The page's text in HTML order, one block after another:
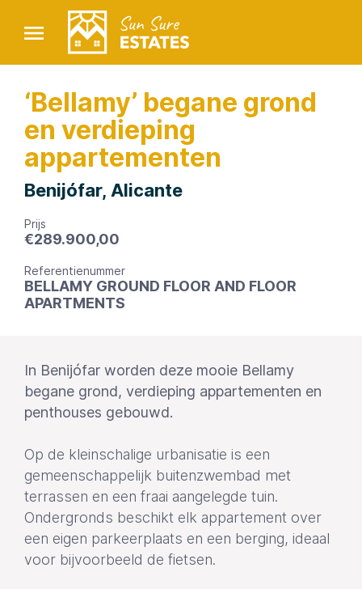
‘Bellamy’ begane grond
en verdieping
appartementen
Benijófar, Alicante
Prijs
€289.900,00
Referentienummer
BELLAMY GROUND FLOOR AND FLOOR
APARTMENTS
In Benijófar worden deze mooie Bellamy
begane grond, verdieping appartementen en
penthouses gebouwd.
Op de kleinschalige urbanisatie is een
gemeenschappelijk buitenzwembad met
terrassen en een fraai aangelegde tuin.
Ondergronds beschikt elk appartement over
een eigen parkeerplaats en een berging, ideaal
voor bijvoorbeeld de fietsen.